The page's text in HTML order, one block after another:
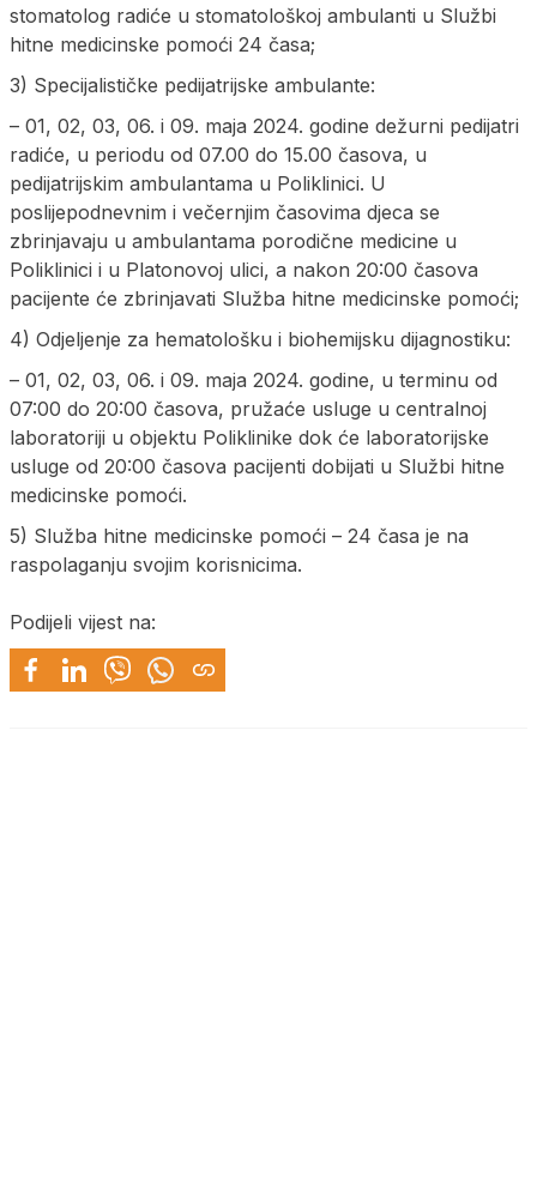
stomatolog radiće u stomatološkoj ambulanti u Službi
hitne medicinske pomoći 24 časa;
3) Specijalističke pedijatrijske ambulante:
– 01, 02, 03, 06. i 09. maja 2024. godine dežurni pedijatri
radiće, u periodu od 07.00 do 15.00 časova, u
pedijatrijskim ambulantama u Poliklinici. U
poslijepodnevnim i večernjim časovima djeca se
zbrinjavaju u ambulantama porodične medicine u
Poliklinici i u Platonovoj ulici, a nakon 20:00 časova
pacijente će zbrinjavati Služba hitne medicinske pomoći;
4) Odjeljenje za hematološku i biohemijsku dijagnostiku:
– 01, 02, 03, 06. i 09. maja 2024. godine, u terminu od
07:00 do 20:00 časova, pružaće usluge u centralnoj
laboratoriji u objektu Poliklinike dok će laboratorijske
usluge od 20:00 časova pacijenti dobijati u Službi hitne
medicinske pomoći.
5) Služba hitne medicinske pomoći – 24 časa je na
raspolaganju svojim korisnicima.
Podijeli vijest na: